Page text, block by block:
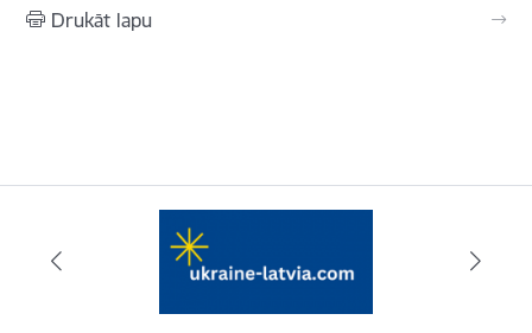
Drukāt lapu